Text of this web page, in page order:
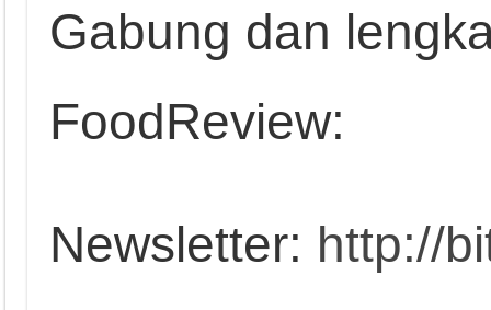
Gabung dan
FoodReview:
Newsletter: http://